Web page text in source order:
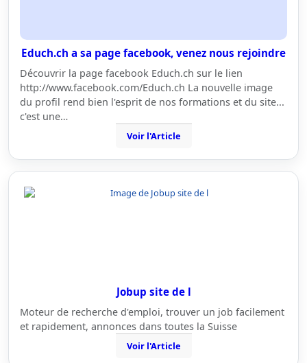
Educh.ch a sa page facebook, venez nous rejoindre
Découvrir la page facebook Educh.ch sur le lien
http://www.facebook.com/Educh.ch La nouvelle image
du profil rend bien l'esprit de nos formations et du site...
c'est une…
Voir l'Article
Jobup site de l
Moteur de recherche d'emploi, trouver un job facilement
et rapidement, annonces dans toutes la Suisse
Voir l'Article